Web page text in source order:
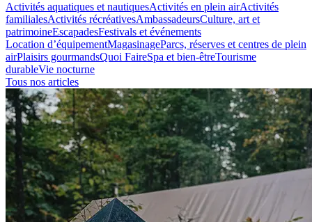
Activités aquatiques et nautiquesActivités en plein airActivités
familialesActivités récréativesAmbassadeursCulture, art et
patrimoineEscapadesFestivals et événements
Location d’équipementMagasinageParcs, réserves et centres de plein
airPlaisirs gourmandsQuoi FaireSpa et bien-êtreTourisme
durableVie nocturne
Tous nos articles